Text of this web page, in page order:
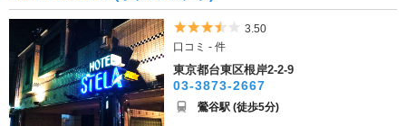
5つ星のうち3.5
3.50
口コミ - 件
東京都台東区根岸2-2-9
03-3873-2667
鶯谷駅 (徒歩5分)